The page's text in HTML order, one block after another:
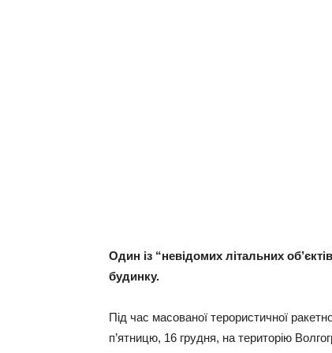
Один із “невідомих літальних
будинку.
Під час масованої терористичної
п’ятницю, 16 грудня, на територію